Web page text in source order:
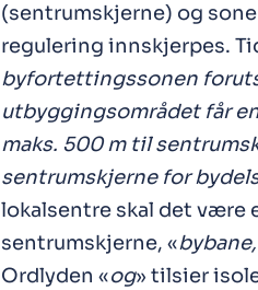
(sentrumskjerne) og
regulering innskjerpes.
byfortettingssonen
utbyggingsområdet får
maks. 500 m til
sentrumskjerne for
lokalsentre skal det være
sentrumskjerne, «
Ordlyden «og» tilsier